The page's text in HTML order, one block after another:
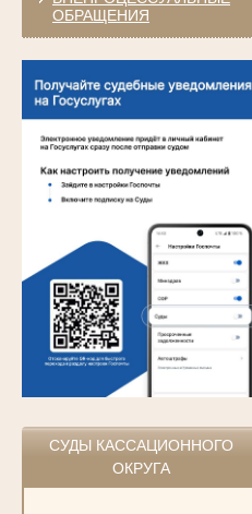
ОБРАЩЕНИЯ
СУДЫ КАССАЦИОННОГО
ОКРУГА